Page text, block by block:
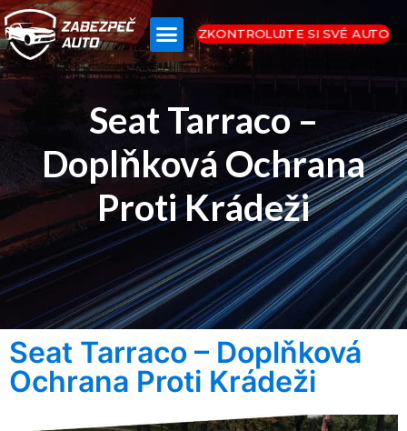
ZKONTROLUJTE SI SVÉ AUTO
Seat Tarraco –
Doplňková Ochrana
Proti Krádeži
Seat Tarraco – Doplňková
Ochrana Proti Krádeži